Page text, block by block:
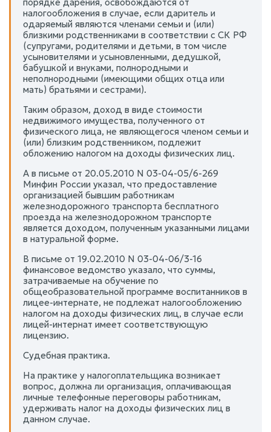
налогообложения в случае, если даритель и
одаряемый являются членами семьи и (или)
близкими родственниками в соответствии с СК РФ
(супругами, родителями и детьми, в том числе
усыновителями и усыновленными, дедушкой,
бабушкой и внуками, полнородными и
неполнородными (имеющими общих отца или
мать) братьями и сестрами).
Таким образом, доход в виде стоимости
недвижимого имущества, полученного от
физического лица, не являющегося членом семьи и
(или) близким родственником, подлежит
обложению налогом на доходы физических лиц.
А в письме от 20.05.2010 N 03-04-05/6-269
Минфин России указал, что предоставление
организацией бывшим работникам
железнодорожного транспорта бесплатного
проезда на железнодорожном транспорте
является доходом, полученным указанными лицами
в натуральной форме.
В письме от 19.02.2010 N 03-04-06/3-16
финансовое ведомство указало, что суммы,
затрачиваемые на обучение по
общеобразовательной программе воспитанников в
лицее-интернате, не подлежат налогообложению
налогом на доходы физических лиц, в случае если
лицей-интернат имеет соответствующую
лицензию.
Судебная практика.
На практике у налогоплательщика возникает
вопрос, должна ли организация, оплачивающая
личные телефонные переговоры работникам,
удерживать налог на доходы физических лиц в
данном случае.